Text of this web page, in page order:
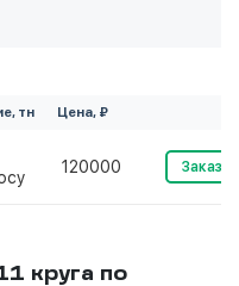
тн Цена, ₽
120000
круга по